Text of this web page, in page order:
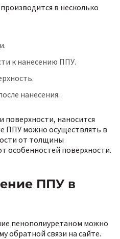
в несколько
к нанесению ППУ.
нанесения.
поверхности, наносится
ППУ можно осуществлять в
от толщины
особенностей поверхности.
ППУ в
пенополиуретаном можно
обратной связи на сайте.